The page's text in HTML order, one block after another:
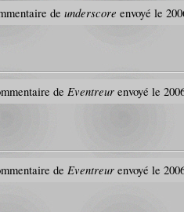
de underscore envoyé le
de Eventreurenvoyé le
de Eventreurenvoyé le